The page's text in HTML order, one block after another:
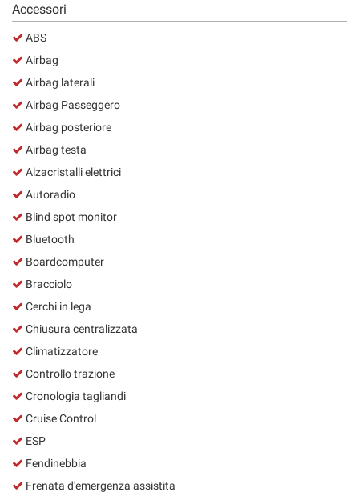
Accessori
ABS
Airbag
Airbag laterali
Airbag Passeggero
Airbag posteriore
Airbag testa
Alzacristalli elettrici
Autoradio
Blind spot monitor
Bluetooth
Boardcomputer
Bracciolo
Cerchi in lega
Chiusura centralizzata
Climatizzatore
Controllo trazione
Cronologia tagliandi
Cruise Control
ESP
Fendinebbia
Frenata d'emergenza assistita